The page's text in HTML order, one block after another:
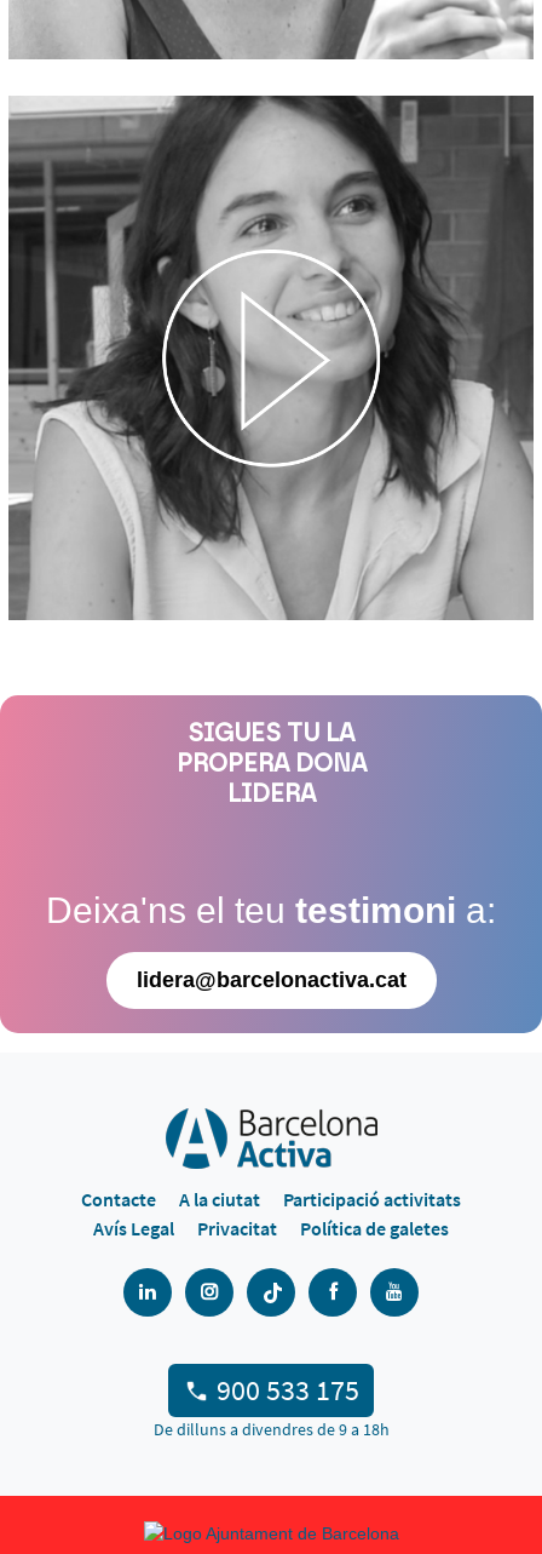
SIGUES TU LA
PROPERA DONA
LIDERA
Deixa'ns el teu testimoni a:
lidera@barcelonactiva.cat
Contacte A la ciutat
Participació activitats
Avís Legal
Privacitat Política de galetes
900 533 175
De dilluns a divendres de 9 a 18h